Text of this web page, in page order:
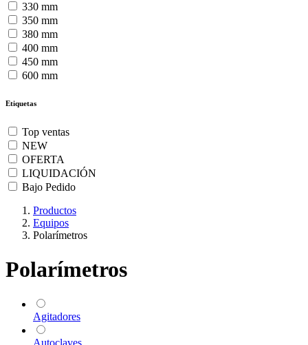
330 mm
350 mm
380 mm
400 mm
450 mm
600 mm
Etiquetas
Top ventas
NEW
OFERTA
LIQUIDACIÓN
Bajo Pedido
Productos
Equipos
Polarímetros
Polarímetros
Agitadores